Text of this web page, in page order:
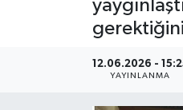
12.06.2026 -
YAYINLANMA